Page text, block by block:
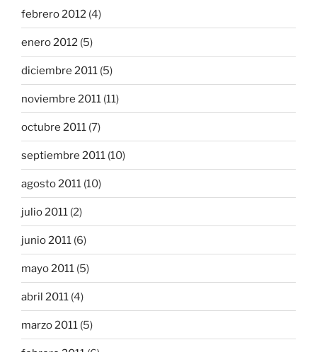
febrero 2012 (4)
enero 2012 (5)
diciembre 2011 (5)
noviembre 2011 (11)
octubre 2011 (7)
septiembre 2011 (10)
agosto 2011 (10)
julio 2011 (2)
junio 2011 (6)
mayo 2011 (5)
abril 2011 (4)
marzo 2011 (5)